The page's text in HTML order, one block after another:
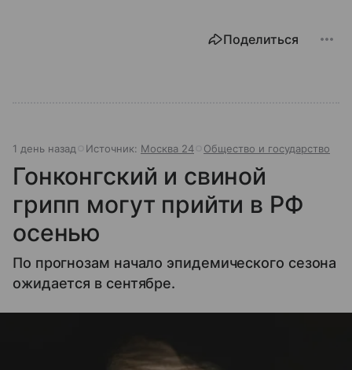
Поделиться
1 день назад Источник: Москва 24 Общество и государство
Гонконгский и свиной
грипп могут прийти в РФ
осенью
По прогнозам начало эпидемического сезона
ожидается в сентябре.